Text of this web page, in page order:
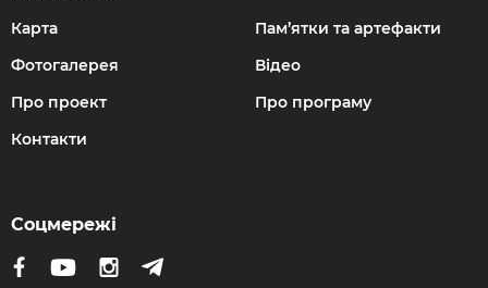
Карта
Пам’ятки та артефакти
Фотогалерея
Відео
Про проект
Про програму
Контакти
Соцмережі